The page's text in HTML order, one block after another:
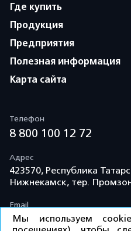
Где купить
Продукция
Предприятия
Полезная информация
Карта сайта
Телефон
8 800 100 12 72
Адрес
423570, Республика
Нижнекамск, тер.
Email
info@td-kama.com
Мы используем